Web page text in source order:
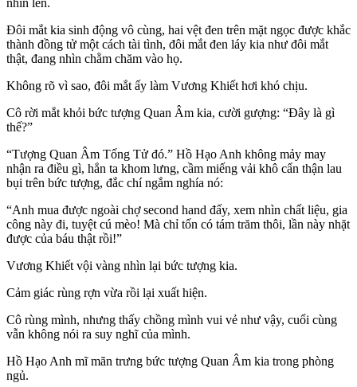
nhìn lên.
Đôi mắt kia sinh động vô cùng, hai vệt đen trên mặt ngọc được khắc
thành đồng tử một cách tài tình, đôi mắt đen láy kia như đôi mắt
thật, đang nhìn chằm chăm vào họ.
Không rõ vì sao, đôi mắt ấy làm Vương Khiết hơi khó chịu.
Cô rời mắt khỏi bức tượng Quan Âm kia, cười gượng: “Đây là gì
thế?”
“Tượng Quan Âm Tống Tử đó.” Hồ Hạo Anh không mảy may
nhận ra điều gì, hắn ta khom lưng, cầm miếng vải khô cẩn thận lau
bụi trên bức tượng, đắc chí ngắm nghía nó:
“Anh mua được ngoài chợ second hand đấy, xem nhìn chất liệu, gia
công này đi, tuyệt cú mèo! Mà chỉ tốn có tám trăm thôi, lần này nhặt
được của báu thật rồi!”
Vương Khiết vội vàng nhìn lại bức tượng kia.
Cảm giác rùng rợn vừa rồi lại xuất hiện.
Cô rùng mình, nhưng thấy chồng mình vui vẻ như vậy, cuối cùng
vẫn không nói ra suy nghĩ của mình.
Hồ Hạo Anh mĩ mãn trưng bức tượng Quan Âm kia trong phòng
ngủ.